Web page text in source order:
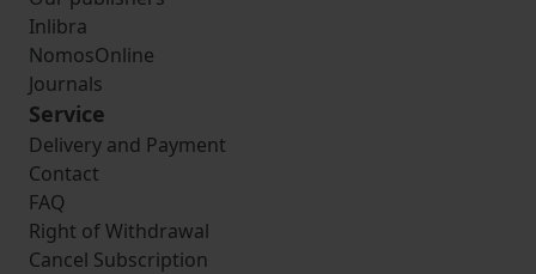
Inlibra
NomosOnline
Journals
Service
Delivery and Payment
Contact
FAQ
Right of Withdrawal
Cancel Subscription